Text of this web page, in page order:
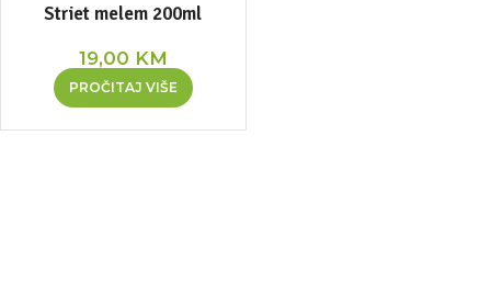
Striet melem 200ml
19,00 KM
PROČITAJ VIŠE